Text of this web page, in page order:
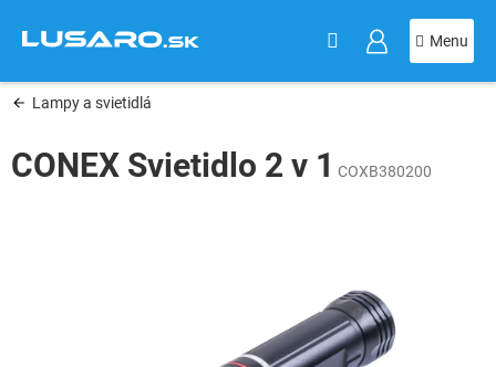
obsah
Lampy a svietidlá
CONEX Svietidlo 2 v 1 COXB380200